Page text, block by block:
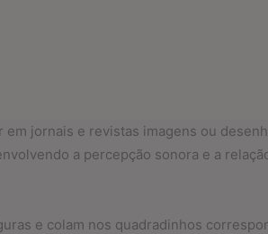
jornais e revistas imagens ou
a percepção sonora e a
e colam nos quadradinhos